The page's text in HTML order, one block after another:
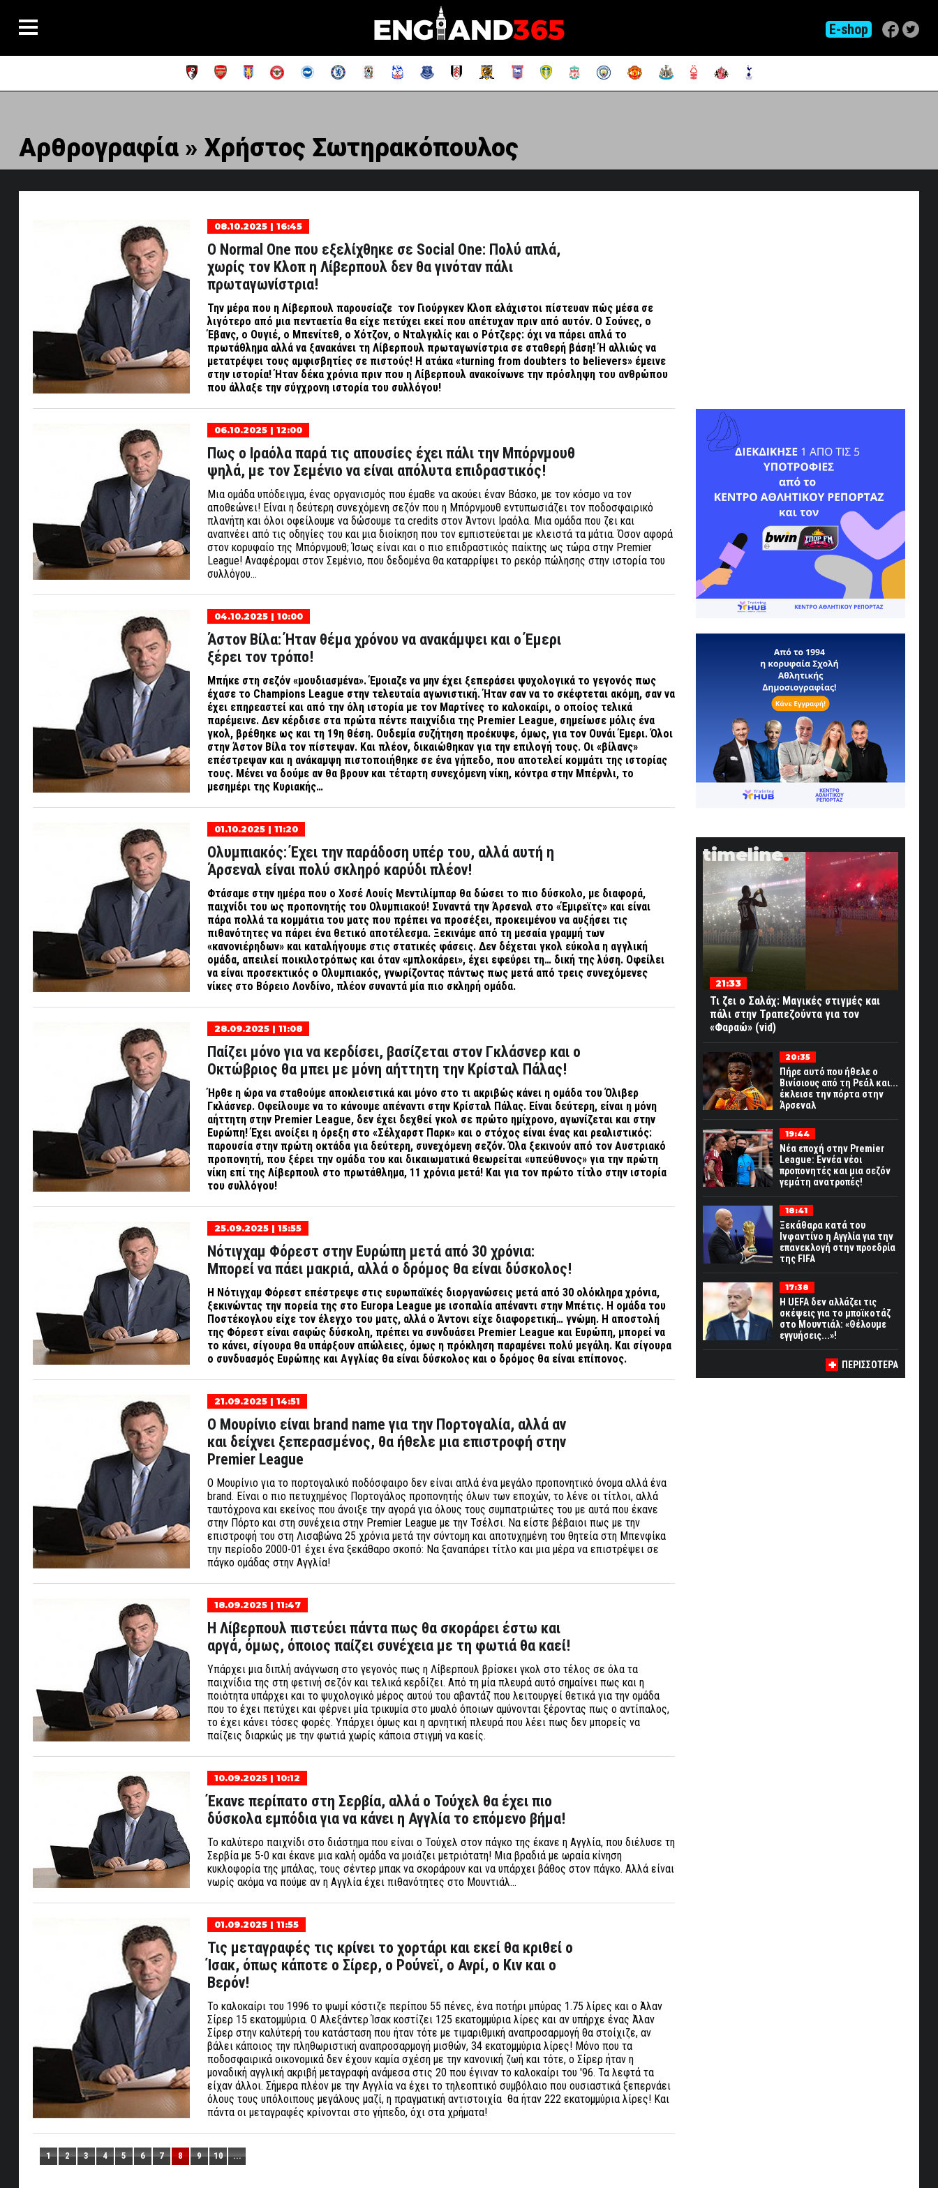
E-shop
Αρθρογραφία » Χρήστος Σωτηρακόπουλος
08.10.2025 | 16:45
Ο Normal One που εξελίχθηκε σε Social One: Πολύ απλά,
χωρίς τον Κλοπ η Λίβερπουλ δεν θα γινόταν πάλι
πρωταγωνίστρια!
Την μέρα που η Λίβερπουλ παρουσίαζε τον Γιούργκεν Κλοπ ελάχιστοι πίστευαν πώς μέσα σε
λιγότερο από μια πενταετία θα είχε πετύχει εκεί που απέτυχαν πριν από αυτόν. Ο Σούνες, ο
Έβανς, ο Ουγιέ, ο Μπενίτεθ, ο Χότζον, ο Νταλγκλίς και ο Ρότζερς: όχι να πάρει απλά το
πρωτάθλημα αλλά να ξανακάνει τη Λίβερπουλ πρωταγωνίστρια σε σταθερή βάση! Ή αλλιώς να
μετατρέψει τους αμφισβητίες σε πιστούς! Η ατάκα «turning from doubters to believers» έμεινε
στην ιστορία! Ήταν δέκα χρόνια πριν που η Λίβερπουλ ανακοίνωνε την πρόσληψη του ανθρώπου
που άλλαξε την σύγχρονη ιστορία του συλλόγου!
06.10.2025 | 12:00
Πως ο Ιραόλα παρά τις απουσίες έχει πάλι την Μπόρνμουθ
ψηλά, με τον Σεμένιο να είναι απόλυτα επιδραστικός!
Μια ομάδα υπόδειγμα, ένας οργανισμός που έμαθε να ακούει έναν Βάσκο, με τον κόσμο να τον
αποθεώνει! Είναι η δεύτερη συνεχόμενη σεζόν που η Μπόρνμουθ εντυπωσιάζει τον ποδοσφαιρικό
πλανήτη και όλοι οφείλουμε να δώσουμε τα credits στον Άντονι Ιραόλα. Μια ομάδα που ζει και
αναπνέει από τις οδηγίες του και μια διοίκηση που τον εμπιστεύεται με κλειστά τα μάτια. Όσον αφορά
στον κορυφαίο της Μπόρνμουθ; Ίσως είναι και ο πιο επιδραστικός παίκτης ως τώρα στην Premier
League! Αναφέρομαι στον Σεμένιο, που δεδομένα θα καταρρίψει το ρεκόρ πώλησης στην ιστορία του
συλλόγου…
04.10.2025 | 10:00
Άστον Βίλα: Ήταν θέμα χρόνου να ανακάμψει και ο Έμερι
ξέρει τον τρόπο!
Μπήκε στη σεζόν «μουδιασμένα». Έμοιαζε να μην έχει ξεπεράσει ψυχολογικά το γεγονός πως
έχασε το Champions League στην τελευταία αγωνιστική. Ήταν σαν να το σκέφτεται ακόμη, σαν να
έχει επηρεαστεί και από την όλη ιστορία με τον Μαρτίνες το καλοκαίρι, ο οποίος τελικά
παρέμεινε. Δεν κέρδισε στα πρώτα πέντε παιχνίδια της Premier League, σημείωσε μόλις ένα
γκολ, βρέθηκε ως και τη 19η θέση. Ουδεμία συζήτηση προέκυψε, όμως, για τον Ουνάι Έμερι. Όλοι
στην Άστον Βίλα τον πίστεψαν. Και πλέον, δικαιώθηκαν για την επιλογή τους. Οι «βίλανς»
επέστρεψαν και η ανάκαμψη πιστοποιήθηκε σε ένα γήπεδο, που αποτελεί κομμάτι της ιστορίας
τους. Μένει να δούμε αν θα βρουν και τέταρτη συνεχόμενη νίκη, κόντρα στην Μπέρνλι, το
μεσημέρι της Κυριακής…
01.10.2025 | 11:20
Ολυμπιακός: Έχει την παράδοση υπέρ του, αλλά αυτή η
Άρσεναλ είναι πολύ σκληρό καρύδι πλέον!
Φτάσαμε στην ημέρα που ο Χοσέ Λουίς Μεντιλίμπαρ θα δώσει το πιο δύσκολο, με διαφορά,
παιχνίδι του ως προπονητής του Ολυμπιακού! Συναντά την Άρσεναλ στο «Έμιρεϊτς» και είναι
πάρα πολλά τα κομμάτια του ματς που πρέπει να προσέξει, προκειμένου να αυξήσει τις
πιθανότητες να πάρει ένα θετικό αποτέλεσμα. Ξεκινάμε από τη μεσαία γραμμή των
«κανονιέρηδων» και καταλήγουμε στις στατικές φάσεις. Δεν δέχεται γκολ εύκολα η αγγλική
ομάδα, απειλεί ποικιλοτρόπως και όταν «μπλοκάρει», έχει εφεύρει τη… δική της λύση. Οφείλει
να είναι προσεκτικός ο Ολυμπιακός, γνωρίζοντας πάντως πως μετά από τρεις συνεχόμενες
νίκες στο Βόρειο Λονδίνο, πλέον συναντά μία πιο σκληρή ομάδα.
28.09.2025 | 11:08
Παίζει μόνο για να κερδίσει, βασίζεται στον Γκλάσνερ και ο
Οκτώβριος θα μπει με μόνη αήττητη την Κρίσταλ Πάλας!
Ήρθε η ώρα να σταθούμε αποκλειστικά και μόνο στο τι ακριβώς κάνει η ομάδα του Όλιβερ
Γκλάσνερ. Οφείλουμε να το κάνουμε απέναντι στην Κρίσταλ Πάλας. Είναι δεύτερη, είναι η μόνη
αήττητη στην Premier League, δεν έχει δεχθεί γκολ σε πρώτο ημίχρονο, αγωνίζεται και στην
Ευρώπη! Έχει ανοίξει η όρεξη στο «Σέλχαρστ Παρκ» και ο στόχος είναι ένας και ρεαλιστικός:
παρουσία στην πρώτη οκτάδα για δεύτερη, συνεχόμενη σεζόν. Όλα ξεκινούν από τον Αυστριακό
προπονητή, που ξέρει την ομάδα του και δικαιωματικά θεωρείται «υπεύθυνος» για την πρώτη
νίκη επί της Λίβερπουλ στο πρωτάθλημα, 11 χρόνια μετά! Και για τον πρώτο τίτλο στην ιστορία
του συλλόγου!
25.09.2025 | 15:55
Νότιγχαμ Φόρεστ στην Ευρώπη μετά από 30 χρόνια:
Μπορεί να πάει μακριά, αλλά ο δρόμος θα είναι δύσκολος!
Η Νότιγχαμ Φόρεστ επέστρεψε στις ευρωπαϊκές διοργανώσεις μετά από 30 ολόκληρα χρόνια,
ξεκινώντας την πορεία της στο Europa League με ισοπαλία απέναντι στην Μπέτις. Η ομάδα του
Ποστέκογλου είχε τον έλεγχο του ματς, αλλά ο Άντονι είχε διαφορετική… γνώμη. Η αποστολή
της Φόρεστ είναι σαφώς δύσκολη, πρέπει να συνδυάσει Premier League και Ευρώπη, μπορεί να
το κάνει, σίγουρα θα υπάρξουν απώλειες, όμως η πρόκληση παραμένει πολύ μεγάλη. Και σίγουρα
ο συνδυασμός Ευρώπης και Αγγλίας θα είναι δύσκολος και ο δρόμος θα είναι επίπονος.
21.09.2025 | 14:51
Ο Μουρίνιο είναι brand name για την Πορτογαλία, αλλά αν
και δείχνει ξεπερασμένος, θα ήθελε μια επιστροφή στην
Premier League
Ο Μουρίνιο για το πορτογαλικό ποδόσφαιρο δεν είναι απλά ένα μεγάλο προπονητικό όνομα αλλά ένα
brand. Είναι ο πιο πετυχημένος Πορτογάλος προπονητής όλων των εποχών, το λένε οι τίτλοι, αλλά
ταυτόχρονα και εκείνος που άνοιξε την αγορά για όλους τους συμπατριώτες του με αυτά που έκανε
στην Πόρτο και στη συνέχεια στην Premier League με την Τσέλσι. Να είστε βέβαιοι πως με την
επιστροφή του στη Λισαβώνα 25 χρόνια μετά την σύντομη και αποτυχημένη του θητεία στη Μπενφίκα
την περίοδο 2000-01 έχει ένα ξεκάθαρο σκοπό: Να ξαναπάρει τίτλο και μια μέρα να επιστρέψει σε
πάγκο ομάδας στην Αγγλία!
18.09.2025 | 11:47
Η Λίβερπουλ πιστεύει πάντα πως θα σκοράρει έστω και
αργά, όμως, όποιος παίζει συνέχεια με τη φωτιά θα καεί!
Υπάρχει μια διπλή ανάγνωση στο γεγονός πως η Λίβερπουλ βρίσκει γκολ στο τέλος σε όλα τα
παιχνίδια της στη φετινή σεζόν και τελικά κερδίζει. Από τη μία πλευρά αυτό σημαίνει πως και η
ποιότητα υπάρχει και το ψυχολογικό μέρος αυτού του αβαντάζ που λειτουργεί θετικά για την ομάδα
που το έχει πετύχει και φέρνει μία τρικυμία στο μυαλό όποιων αμύνονται ξέροντας πως ο αντίπαλος,
το έχει κάνει τόσες φορές. Υπάρχει όμως και η αρνητική πλευρά που λέει πως δεν μπορείς να
παίζεις διαρκώς με την φωτιά χωρίς κάποια στιγμή να καείς.
10.09.2025 | 10:12
Έκανε περίπατο στη Σερβία, αλλά ο Τούχελ θα έχει πιο
δύσκολα εμπόδια για να κάνει η Αγγλία το επόμενο βήμα!
Το καλύτερο παιχνίδι στο διάστημα που είναι ο Τούχελ στον πάγκο της έκανε η Αγγλία, που διέλυσε τη
Σερβία με 5-0 και έκανε μια καλή ομάδα να μοιάζει μετριότατη! Μια βραδιά με ωραία κίνηση
κυκλοφορία της μπάλας, τους σέντερ μπακ να σκοράρουν και να υπάρχει βάθος στον πάγκο. Αλλά είναι
νωρίς ακόμα να πούμε αν η Αγγλία έχει πιθανότητες στο Μουντιάλ…
01.09.2025 | 11:55
Τις μεταγραφές τις κρίνει το χορτάρι και εκεί θα κριθεί ο
Ίσακ, όπως κάποτε ο Σίρερ, ο Ρούνεϊ, ο Ανρί, ο Κιν και ο
Βερόν!
Το καλοκαίρι του 1996 το ψωμί κόστιζε περίπου 55 πένες, ένα ποτήρι μπύρας 1.75 λίρες και ο Άλαν
Σίρερ 15 εκατομμύρια. Ο Αλεξάντερ Ίσακ κοστίζει 125 εκατομμύρια λίρες και αν υπήρχε ένας Άλαν
Σίρερ στην καλύτερή του κατάσταση που ήταν τότε με τιμαριθμική αναπροσαρμογή θα στοίχιζε, αν
βάλει κάποιος την πληθωριστική αναπροσαρμογή μισθών, 34 εκατομμύρια λίρες! Μόνο που τα
ποδοσφαιρικά οικονομικά δεν έχουν καμία σχέση με την κανονική ζωή και τότε, ο Σίρερ ήταν η
μοναδική αγγλική ακριβή μεταγραφή ανάμεσα στις 20 που έγιναν το καλοκαίρι του '96. Τα λεφτά τα
είχαν άλλοι. Σήμερα πλέον με την Αγγλία να έχει το τηλεοπτικό συμβόλαιο που ουσιαστικά ξεπερνάει
όλους τους υπόλοιπους μεγάλους μαζί, η πραγματική αντιστοιχία θα ήταν 222 εκατομμύρια λίρες! Και
πάντα οι μεταγραφές κρίνονται στο γήπεδο, όχι στα χρήματα!
1 2 3 4 5 6 7 8 9 10 ...
timeline
21:33
Τι ζει ο Σαλάχ: Μαγικές στιγμές και
πάλι στην Τραπεζούντα για τον
«Φαραώ» (vid)
20:35
Πήρε αυτό που ήθελε ο
Βινίσιους από τη Ρεάλ και...
έκλεισε την πόρτα στην
Άρσεναλ
19:44
Νέα εποχή στην Premier
League: Εννέα νέοι
προπονητές και μια σεζόν
γεμάτη ανατροπές!
18:41
Ξεκάθαρα κατά του
Ινφαντίνο η Αγγλία για την
επανεκλογή στην προεδρία
της FIFA
17:38
Η UEFA δεν αλλάζει τις
σκέψεις για το μποϊκοτάζ
στο Μουντιάλ: «Θέλουμε
εγγυήσεις...»!
ΠΕΡΙΣΣΟΤΕΡΑ